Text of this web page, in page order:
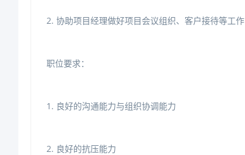
2.协助项目经理做好项目会议组织、客户接待等工作
职位要求：
1.良好的沟通能力与组织协调能力
2.良好的抗压能力